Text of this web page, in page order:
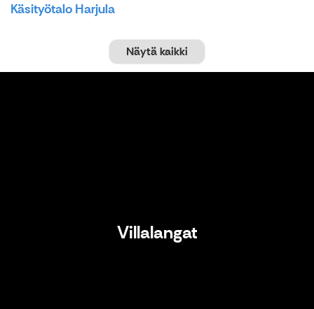
Käsityötalo Harjula
Näytä kaikki
Villalangat